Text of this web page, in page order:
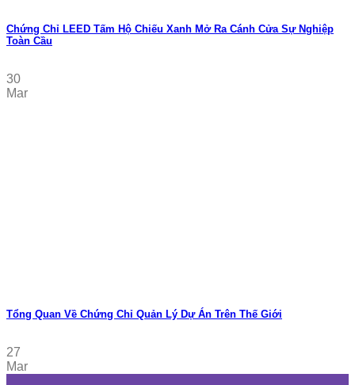
Chứng Chỉ LEED Tấm Hộ Chiếu Xanh Mở Ra Cánh Cửa Sự Nghiệp
Toàn Cầu
30
Mar
Tổng Quan Về Chứng Chỉ Quản Lý Dự Án Trên Thế Giới
27
Mar